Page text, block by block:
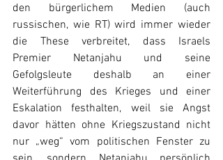
den bürgerlichem Medien (auch
russischen, wie RT) wird immer wieder
die These verbreitet, dass Israels
Premier Netanjahu und seine
Gefolgsleute deshalb an einer
Weiterführung des Krieges und einer
Eskalation festhalten, weil sie Angst
davor hätten ohne Kriegszustand nicht
nur „weg“ vom politischen Fenster zu